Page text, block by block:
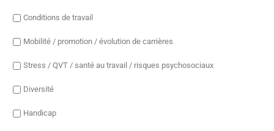
Conditions de travail
Mobilité / promotion / évolution de carrières
Stress / QVT / santé au travail / risques psychosociaux
Diversité
Handicap